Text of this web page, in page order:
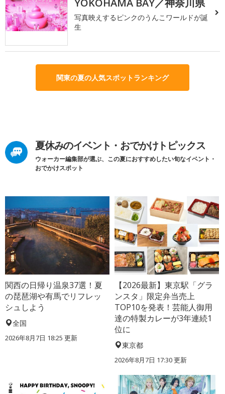
写真映えするピンクのうんこワールドが誕
生
関東の夏の人気スポットランキング
夏休みのイベント・おでかけトピックス
ウォーカー編集部が選ぶ、この夏におすすめしたい旬なイベント・
おでかけスポット
関西の日帰り温泉37選！夏
の琵琶湖や有馬でリフレッ
シュしよう
全国
2026年8月7日 18:25 更新
【2026最新】東京駅「グラ
ンスタ」限定弁当売上
TOP10を発表！芸能人御用
達の特製カレーが3年連続1
位に
東京都
2026年8月7日 17:30更新